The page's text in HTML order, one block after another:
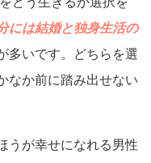
には結婚と独身生活の
多いです。どちらを選
なか前に踏み出せない
うが幸せになれる男性